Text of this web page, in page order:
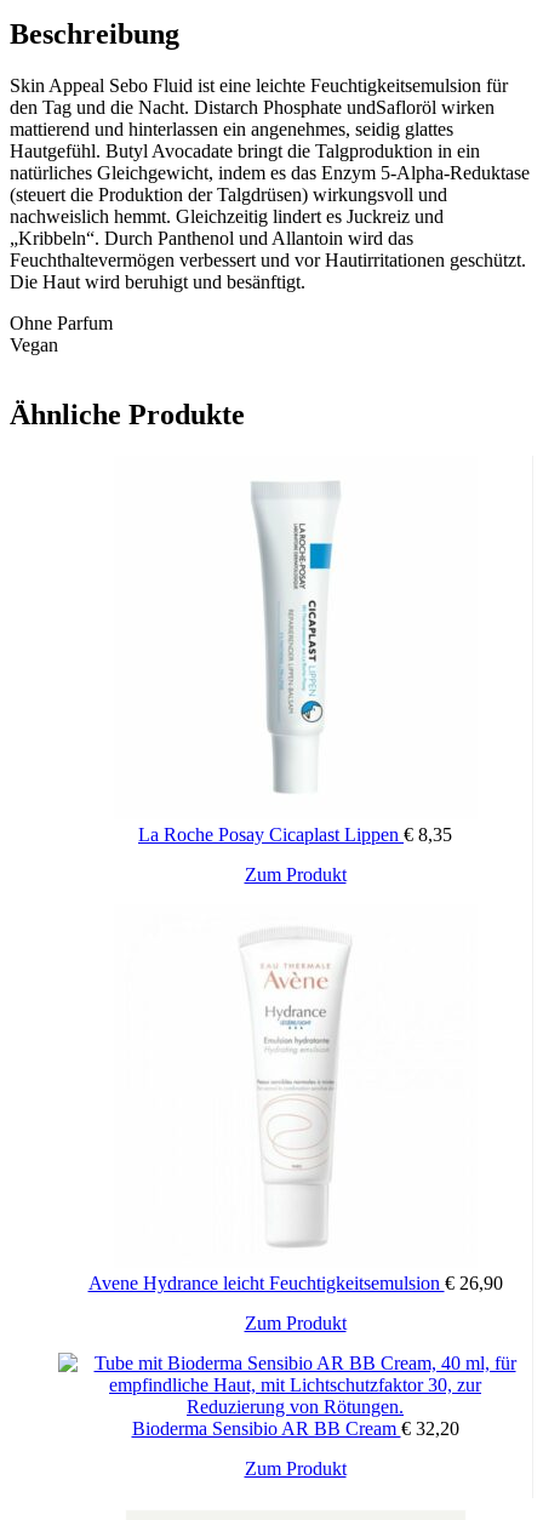
Beschreibung
Skin Appeal Sebo Fluid ist eine leichte Feuchtigkeitsemulsion für
den Tag und die Nacht. Distarch Phosphate undSafloröl wirken
mattierend und hinterlassen ein angenehmes, seidig glattes
Hautgefühl. Butyl Avocadate bringt die Talgproduktion in ein
natürliches Gleichgewicht, indem es das Enzym 5-Alpha-Reduktase
(steuert die Produktion der Talgdrüsen) wirkungsvoll und
nachweislich hemmt. Gleichzeitig lindert es Juckreiz und
„Kribbeln“. Durch Panthenol und Allantoin wird das
Feuchthaltevermögen verbessert und vor Hautirritationen geschützt.
Die Haut wird beruhigt und besänftigt.
Ohne Parfum
Vegan
Ähnliche Produkte
La Roche Posay Cicaplast Lippen € 8,35
Zum Produkt
Avene Hydrance leicht Feuchtigkeitsemulsion €26,90
Zum Produkt
Bioderma Sensibio AR BB Cream €32,20
Zum Produkt